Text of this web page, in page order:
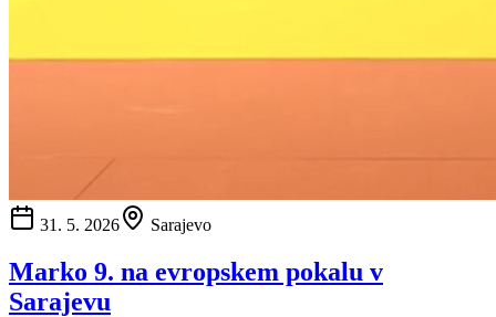
31. 5. 2026 Sarajevo
Marko 9. na evropskem pokalu v
Sarajevu